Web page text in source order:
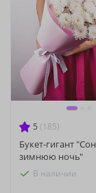
5 (185)
Букет-гигант
зимнюю ночь"
В наличии